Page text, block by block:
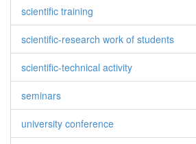
scientific training
scientific-research work of students
scientific-technical activity
seminars
university conference